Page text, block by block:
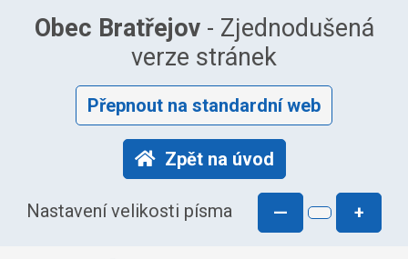
Obec Bratřejov- Zjednodušená
verze stránek
Přepnout na standardní web
Zpět na úvod
Nastavení velikosti písma — +